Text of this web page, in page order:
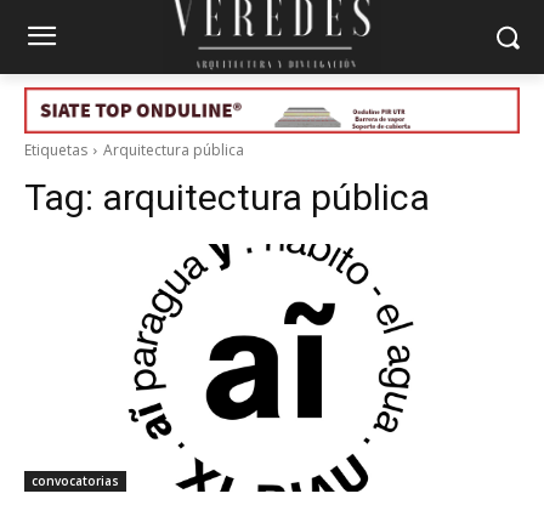
Etiquetas Arquitectura pública
Tag: arquitectura pública
convocatorias